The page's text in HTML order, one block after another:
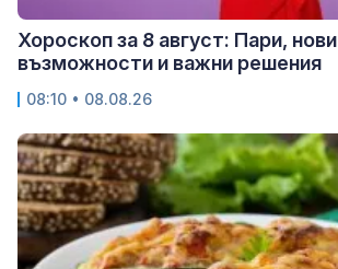
Хороскоп за 8 август: Пари, нови
възможности и важни решения
08:10 • 08.08.26